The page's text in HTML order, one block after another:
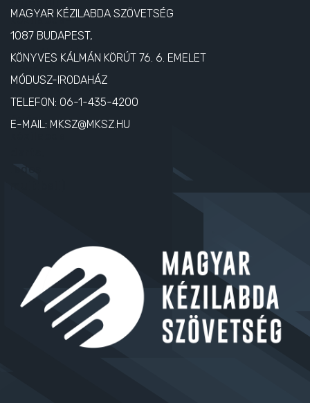
MAGYAR KÉZILABDA SZÖVETSÉG
1087 BUDAPEST,
KÖNYVES KÁLMÁN KÖRÚT 76. 6. EMELET
MÓDUSZ-IRODAHÁZ
TELEFON: 06-1-435-4200
E-MAIL: MKSZ@MKSZ.HU